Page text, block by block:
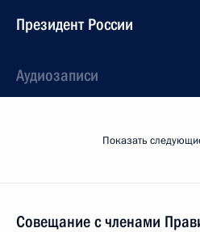
Президент России
Аудиозаписи
Показать
Совещание с членами